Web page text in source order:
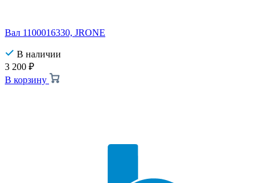
Вал 1100016330, JRONE
В наличии
3 200 ₽
В корзину